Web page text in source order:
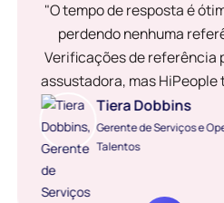
"O tempo de resposta é
perdendo nenhuma
Verificações de referência
assustadora, mas
Tiera Dobbins
Gerente de Serviços e
Talentos